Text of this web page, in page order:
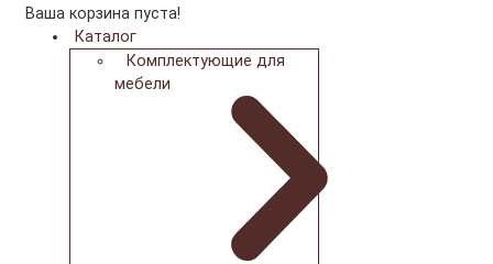
Ваша корзина пуста!
Каталог
Комплектующие для
мебели